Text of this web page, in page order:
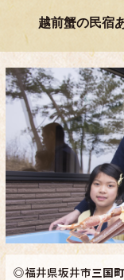
越前蟹の民宿
◎福井県坂井市三国町